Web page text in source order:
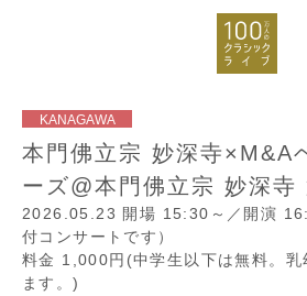
本門佛立宗 妙深寺×M&A
ーズ@本門佛立宗 妙深寺
2026.05.23 開場 15:30～／開演
付コンサートです）
料金 1,000円(中学生以下は無料。乳
ます。)